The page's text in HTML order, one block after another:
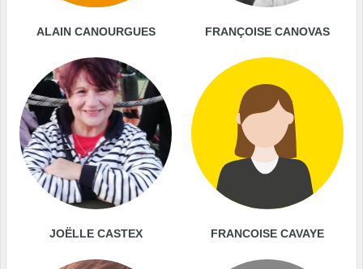
ALAIN CANOURGUES FRANÇOISE CANOVAS
JOËLLE CASTEX FRANCOISE CAVAYE